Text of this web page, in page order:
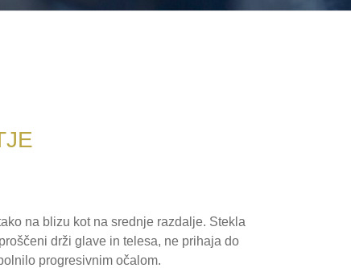
na blizu kot na srednje razdalje. Stekla
drži glave in telesa, ne prihaja do
progresivnim očalom.